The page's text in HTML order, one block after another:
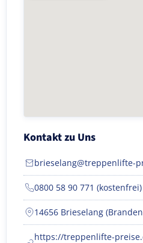
Kontakt zu Uns
brieselang@treppenlifte-
0800 58 90 771 (kostenfrei)
14656 Brieselang
https://treppenlifte-